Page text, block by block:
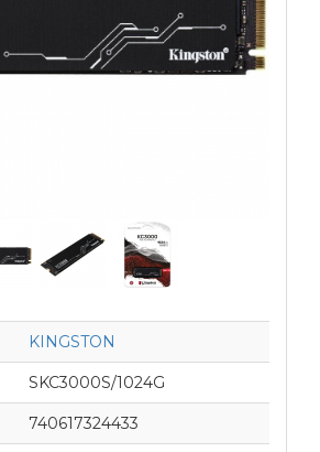
KINGSTON
SKC3000S/1024G
740617324433